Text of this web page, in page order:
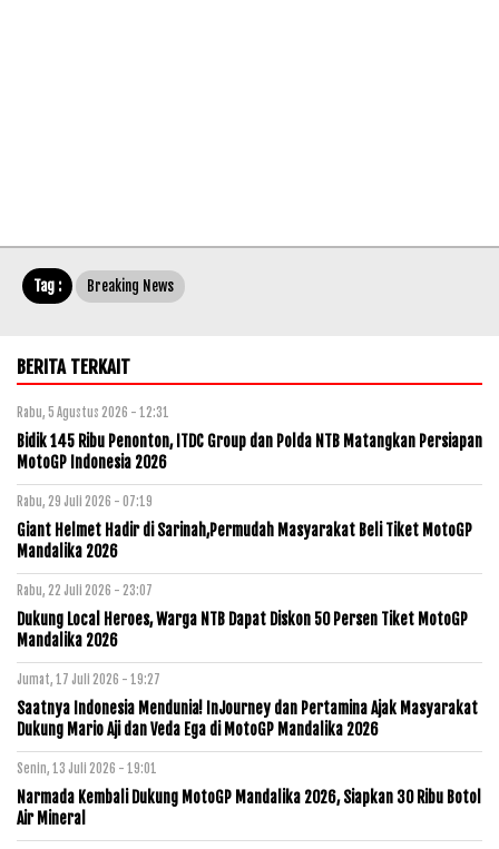
Tag : Breaking News
BERITA TERKAIT
Rabu, 5 Agustus 2026 - 12:31
Bidik 145 Ribu Penonton, ITDC Group dan Polda NTB Matangkan Persiapan
MotoGP Indonesia 2026
Rabu, 29 Juli 2026 - 07:19
Giant Helmet Hadir di Sarinah,Permudah Masyarakat Beli Tiket MotoGP
Mandalika 2026
Rabu, 22 Juli 2026 - 23:07
Dukung Local Heroes, Warga NTB Dapat Diskon 50 Persen Tiket MotoGP
Mandalika 2026
Jumat, 17 Juli 2026 - 19:27
Saatnya Indonesia Mendunia! InJourney dan Pertamina Ajak Masyarakat
Dukung Mario Aji dan Veda Ega di MotoGP Mandalika 2026
Senin, 13 Juli 2026 - 19:01
Narmada Kembali Dukung MotoGP Mandalika 2026, Siapkan 30 Ribu Botol
Air Mineral